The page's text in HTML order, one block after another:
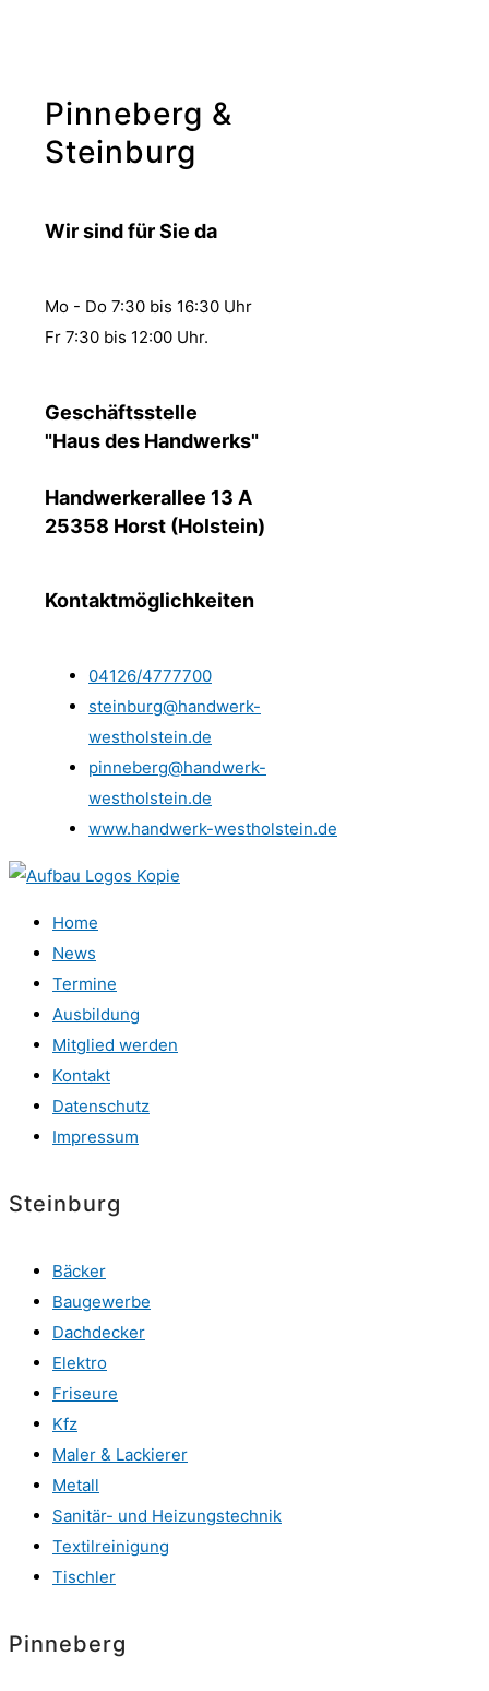
Pinneberg &
Steinburg
Wir sind für Sie da
Mo - Do 7:30 bis 16:30 Uhr
Fr 7:30 bis 12:00 Uhr.
Geschäftsstelle
"Haus des Handwerks"
Handwerkerallee 13 A
25358 Horst (Holstein)
Kontaktmöglichkeiten
04126/4777700
steinburg@handwerk-
westholstein.de
pinneberg@handwerk-
westholstein.de
www.handwerk-westholstein.de
Home
News
Termine
Ausbildung
Mitglied werden
Kontakt
Datenschutz
Impressum
Steinburg
Bäcker
Baugewerbe
Dachdecker
Elektro
Friseure
Kfz
Maler & Lackierer
Metall
Sanitär- und Heizungstechnik
Textilreinigung
Tischler
Pinneberg